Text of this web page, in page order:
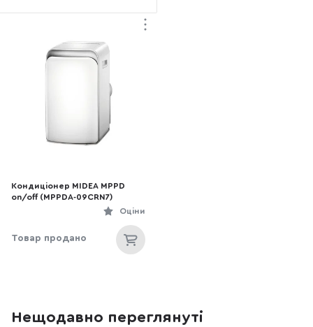
Кондиціонер MIDEA MPPD
on/off (MPPDA-09CRN7)
Оціни
Товар продано
Нещодавно переглянуті